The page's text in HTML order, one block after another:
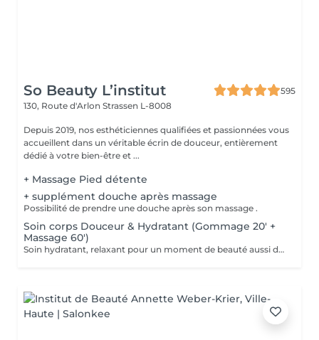
So Beauty L’institut
595
130, Route d'Arlon Strassen L-8008
Depuis 2019, nos esthéticiennes qualifiées et passionnées vous
accueillent dans un véritable écrin de douceur, entièrement
dédié à votre bien-être et ...
+ Massage Pied détente
+ supplément douche après massage
Possibilité de prendre une douche après son massage .
Soin corps Douceur & Hydratant (Gommage 20' +
Massage 60')
Soin hydratant, relaxant pour un moment de beauté aussi doux qu'un alizé. Délicieuse parenthèse de bien-être, ce soin est un appel à l'évasion. Gommage du corps , suivi d'un massage relaxant.